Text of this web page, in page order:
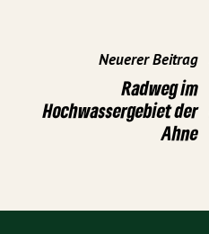
Neuerer Beitrag
Radweg im
Hochwassergebiet der
Ahne